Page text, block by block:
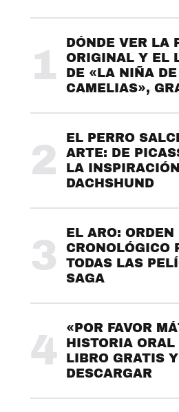
1
DÓNDE VER LA
ORIGINAL Y EL
DE «LA NIÑA
CAMELIAS»,
2
EL PERRO
ARTE: DE
LA
DACHSHUND
3
EL ARO: ORDEN
CRONOLÓGICO
TODAS LAS
SAGA
4
«POR FAVOR
HISTORIA
LIBRO GRATIS
DESCARGAR